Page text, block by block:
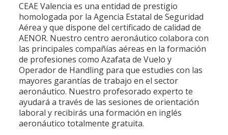
CEAE Valencia es una entidad de prestigio
homologada por la Agencia Estatal de Seguridad
Aérea y que dispone del certificado de calidad de
AENOR. Nuestro centro aeronáutico colabora con
las principales compañías aéreas en la formación
de profesiones como Azafata de Vuelo y
Operador de Handling para que estudies con las
mayores garantías de trabajo en el sector
aeronáutico. Nuestro profesorado experto te
ayudará a través de las sesiones de orientación
laboral y recibirás una formación en inglés
aeronáutico totalmente gratuita.